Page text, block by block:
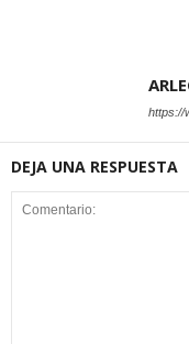
https://
DEJA UNA RESPUESTA